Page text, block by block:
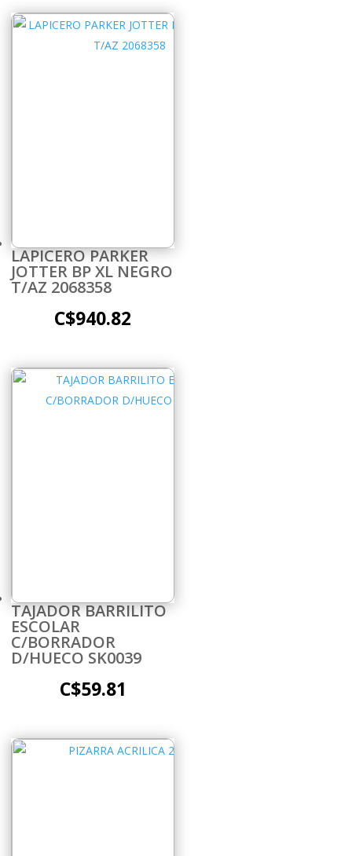
LAPICERO PARKER
JOTTER BP XL NEGRO
T/AZ 2068358
C$940.82
TAJADOR BARRILITO
ESCOLAR
C/BORRADOR
D/HUECO SK0039
C$59.81